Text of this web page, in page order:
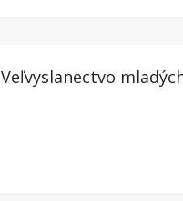
Veľvyslanectvo